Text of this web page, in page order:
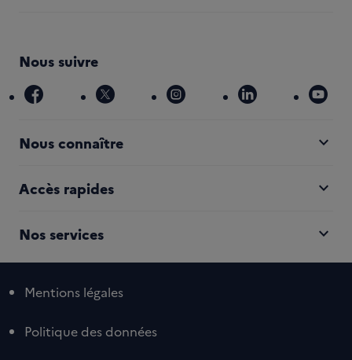
Nous suivre
facebook x instagram linkedin
Nous connaître expand_more
Accès rapides expand_more
Nos services expand_more
Mentions légales
Politique des données